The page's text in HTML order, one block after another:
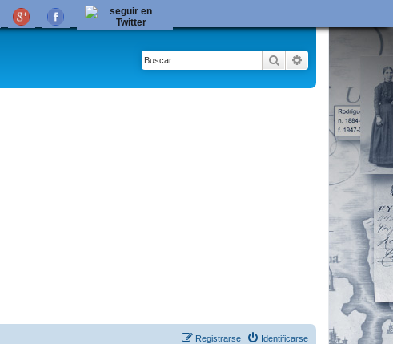
Buscar Búsqueda
Identificarse
Registrarse